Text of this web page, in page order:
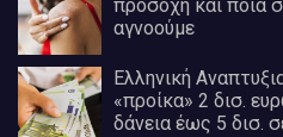
προσοχή και ποια
αγνοούμε
Ελληνική
«προίκα» 2 δισ.
δάνεια έως 5 δισ.